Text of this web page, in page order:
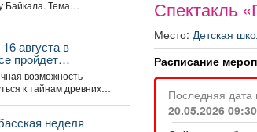
Спектакль
Место: Детская
Расписание
Последняя дата
20.05.2026 09:30
на Байкале.
Байкала. Тема
августа в
пройдет
музейная
и
возможность
к тайнам древних
неделя